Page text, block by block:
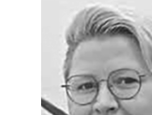
REGIONEN